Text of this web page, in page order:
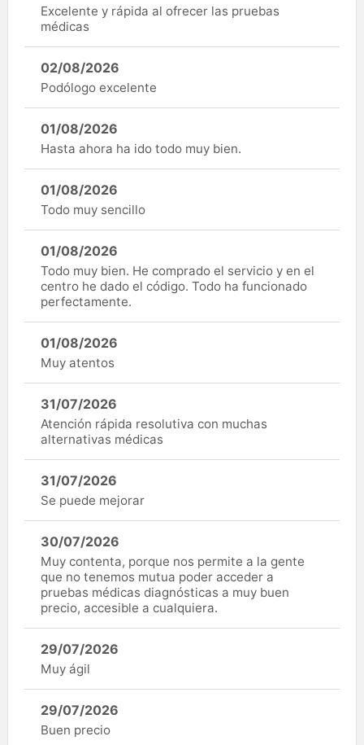
Excelente y rápida al ofrecer las pruebas
médicas
02/08/2026
Podólogo excelente
01/08/2026
Hasta ahora ha ido todo muy bien.
01/08/2026
Todo muy sencillo
01/08/2026
Todo muy bien. He comprado el servicio y en el
centro he dado el código. Todo ha funcionado
perfectamente.
01/08/2026
Muy atentos
31/07/2026
Atención rápida resolutiva con muchas
alternativas médicas
31/07/2026
Se puede mejorar
30/07/2026
Muy contenta, porque nos permite a la gente
que no tenemos mutua poder acceder a
pruebas médicas diagnósticas a muy buen
precio, accesible a cualquiera.
29/07/2026
Muy ágil
29/07/2026
Buen precio